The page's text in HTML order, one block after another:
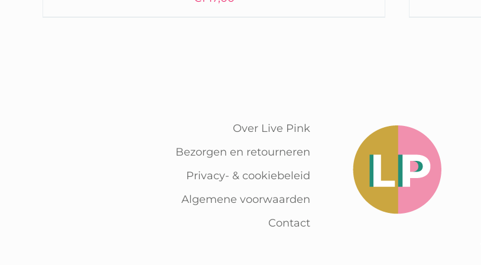
Over Live Pink
Bezorgen en retourneren
Privacy- & cookiebeleid
Algemene voorwaarden
Contact